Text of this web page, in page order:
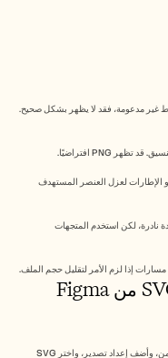
إذا لزم الأمر لتقليل حجم الملف.